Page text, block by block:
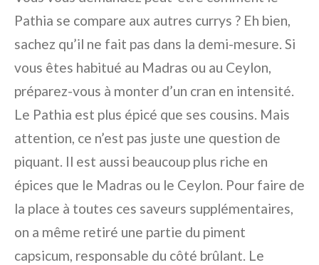
Pathia se compare aux autres currys ? Eh bien,
sachez qu’il ne fait pas dans la demi-mesure. Si
vous êtes habitué au Madras ou au Ceylon,
préparez-vous à monter d’un cran en intensité.
Le Pathia est plus épicé que ses cousins. Mais
attention, ce n’est pas juste une question de
piquant. Il est aussi beaucoup plus riche en
épices que le Madras ou le Ceylon. Pour faire de
la place à toutes ces saveurs supplémentaires,
on a même retiré une partie du piment
capsicum, responsable du côté brûlant. Le